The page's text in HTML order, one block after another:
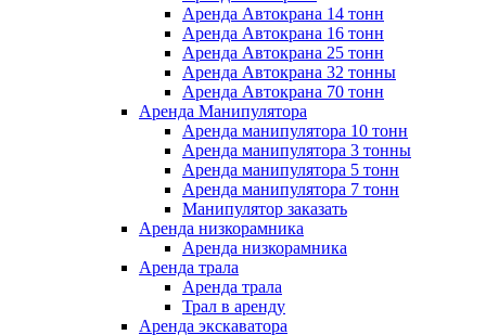
Аренда Автокрана 14 тонн
Аренда Автокрана 16 тонн
Аренда Автокрана 25 тонн
Аренда Автокрана 32 тонны
Аренда Автокрана 70 тонн
Аренда Манипулятора
Аренда манипулятора 10 тонн
Аренда манипулятора 3 тонны
Аренда манипулятора 5 тонн
Аренда манипулятора 7 тонн
Манипулятор заказать
Аренда низкорамника
Аренда низкорамника
Аренда трала
Аренда трала
Трал в аренду
Аренда экскаватора